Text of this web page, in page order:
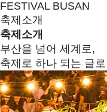
FESTIVAL BUSAN
축제소개
축제소개
부산을 넘어 세계로,
축제로 하나 되는 글